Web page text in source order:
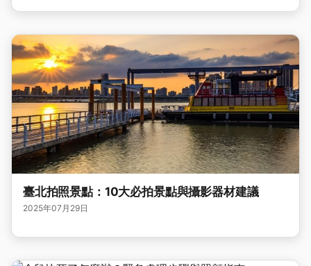
臺北拍照景點：10大必拍景點與攝影器材建議
2025年07月29日